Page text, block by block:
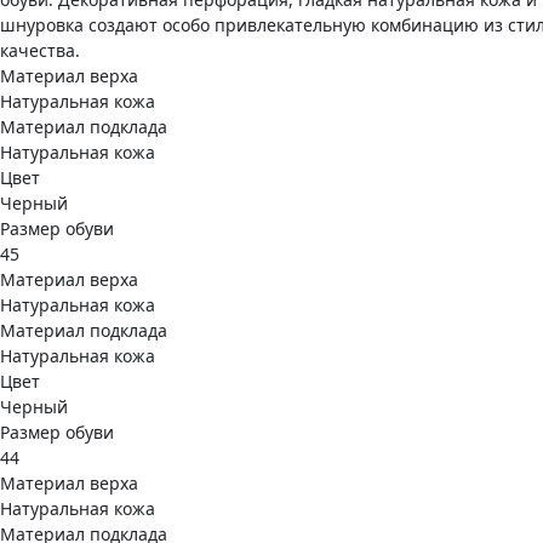
шнуровка создают особо привлекательную комбинацию из
качества.
Материал верха
Натуральная кожа
Материал подклада
Натуральная кожа
Цвет
Черный
Размер обуви
45
Материал верха
Натуральная кожа
Материал подклада
Натуральная кожа
Цвет
Черный
Размер обуви
44
Материал верха
Натуральная кожа
Материал подклада